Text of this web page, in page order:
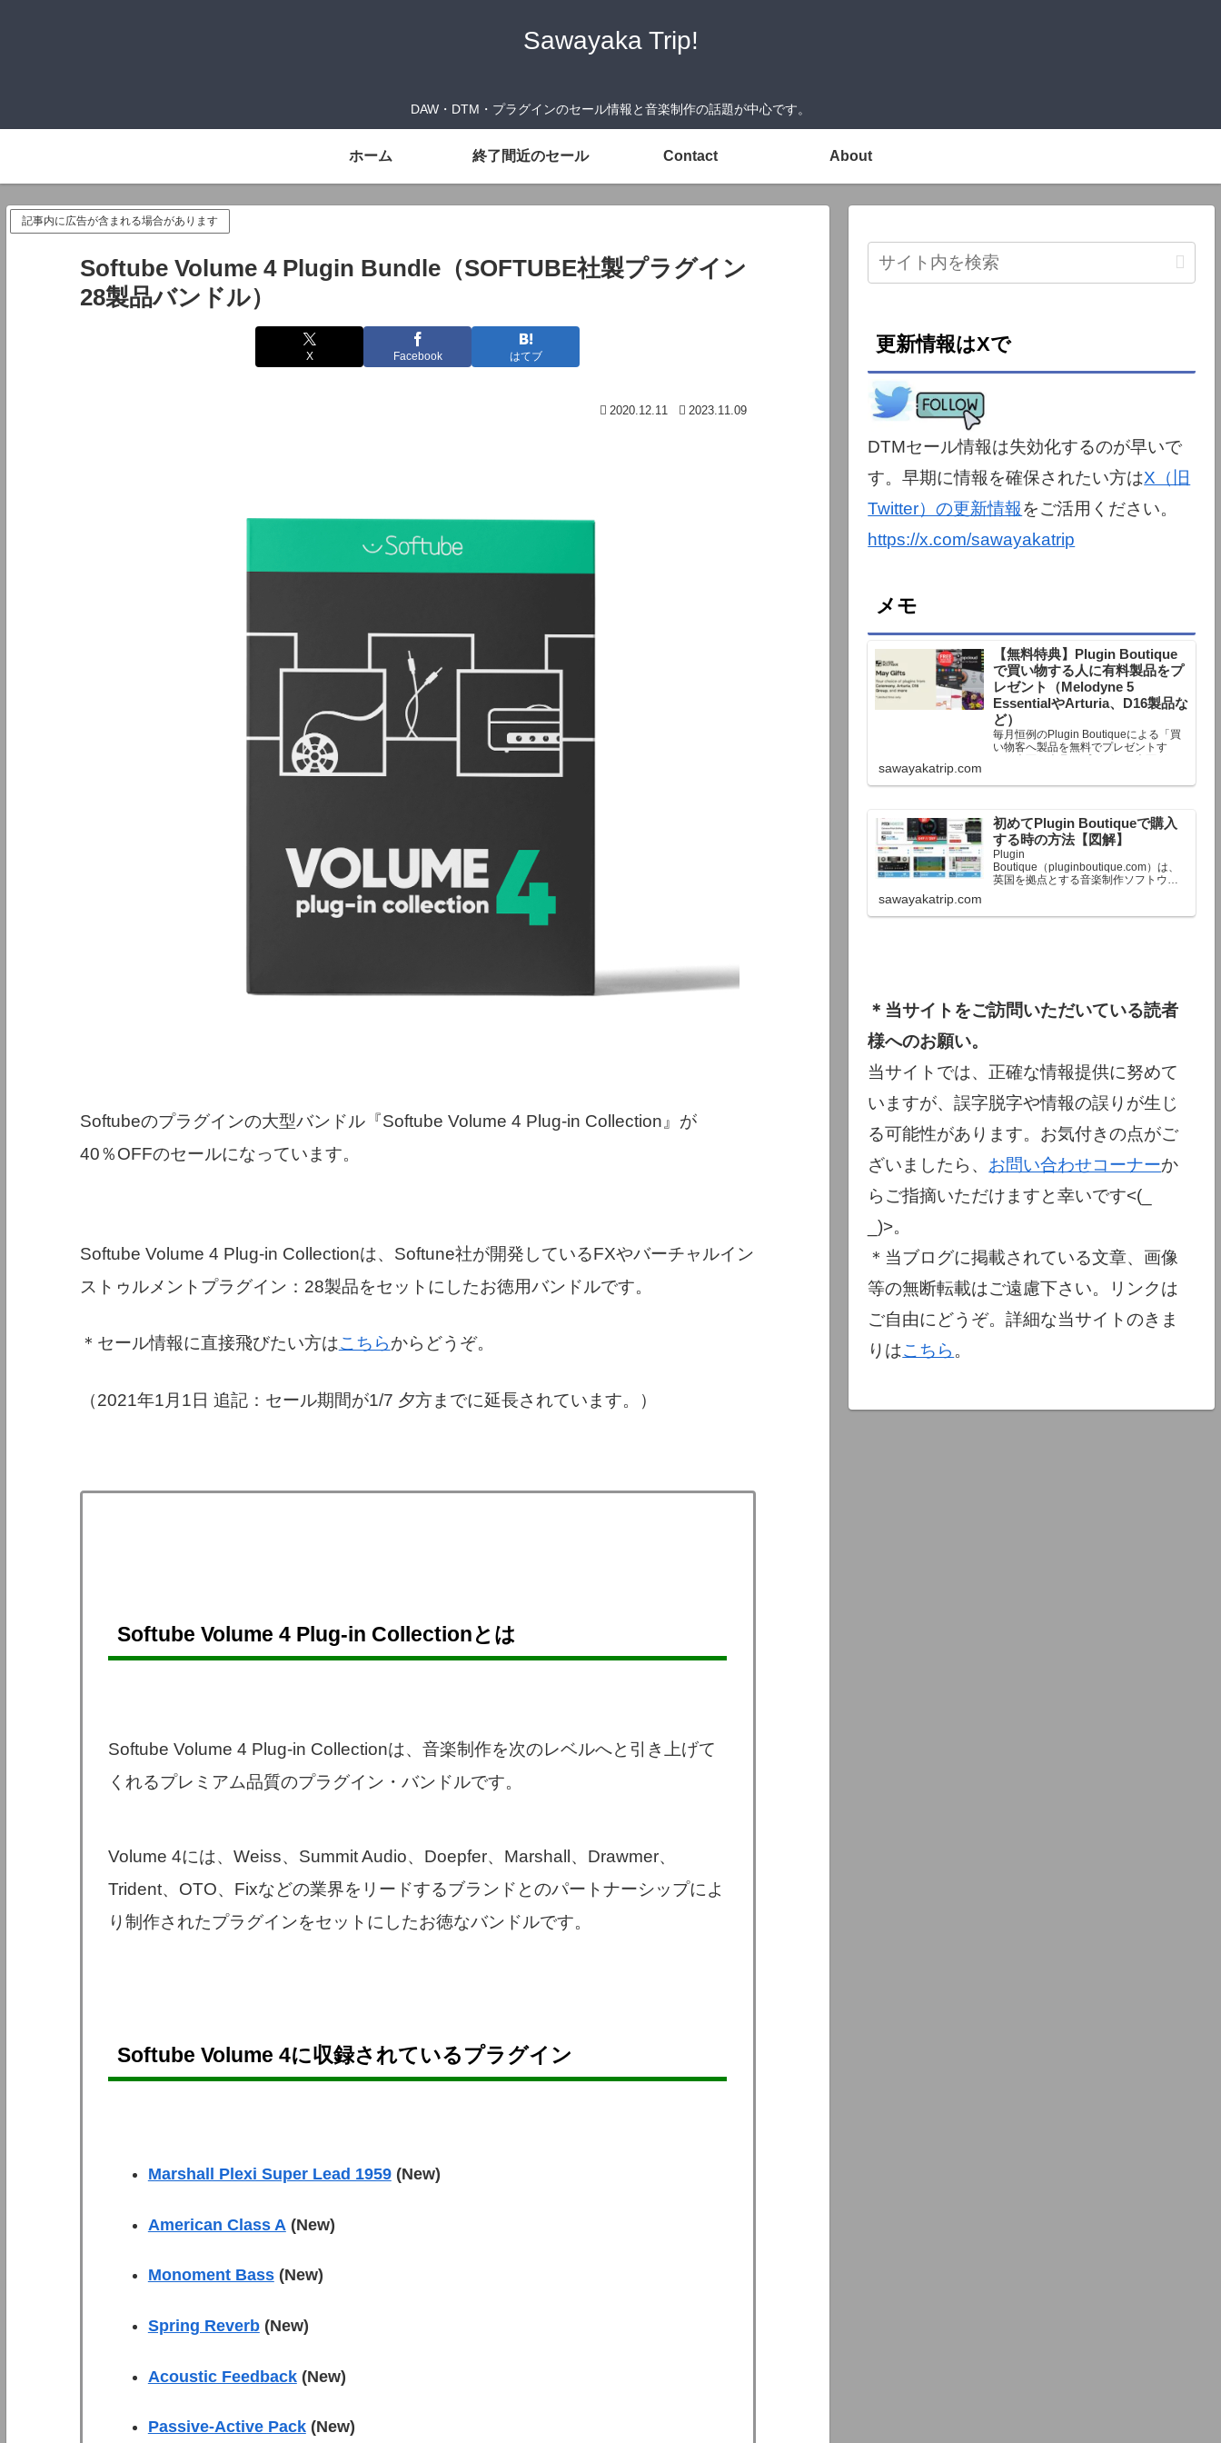
Sawayaka Trip!
DAW・DTM・プラグインのセール情報と音楽制作の話題が中心です。
ホーム 終了間近のセール Contact About
記事内に広告が含まれる場合があります
Softube Volume 4 Plugin Bundle（SOFTUBE社製プラグイン
28製品バンドル）
X Facebook はてブ
2020.12.11 2023.11.09
Softubeのプラグインの大型バンドル『Softube Volume 4 Plug-in Collection』が
40％OFFのセールになっています。
Softube Volume 4 Plug-in Collectionは、Softune社が開発しているFXやバーチャルイン
ストゥルメントプラグイン：28製品をセットにしたお徳用バンドルです。
＊セール情報に直接飛びたい方はこちらからどうぞ。
（2021年1月1日 追記：セール期間が1/7 夕方までに延長されています。）
Softube Volume 4 Plug-in Collectionとは
Softube Volume 4 Plug-in Collectionは、音楽制作を次のレベルへと引き上げて
くれるプレミアム品質のプラグイン・バンドルです。
Volume 4には、Weiss、Summit Audio、Doepfer、Marshall、Drawmer、
Trident、OTO、Fixなどの業界をリードするブランドとのパートナーシップによ
り制作されたプラグインをセットにしたお徳なバンドルです。
Softube Volume 4に収録されているプラグイン
Marshall Plexi Super Lead 1959(New)
American Class A (New)
Monoment Bass(New)
Spring Reverb(New)
Acoustic Feedback(New)
Passive-Active Pack(New)
更新情報はXで
DTMセール情報は失効化するのが早いで
す。早期に情報を確保されたい方はX（旧
Twitter）の更新情報をご活用ください。
https://x.com/sawayakatrip
メモ
【無料特典】Plugin Boutique
で買い物する人に有料製品をプ
レゼント（Melodyne 5
EssentialやArturia、D16製品な
ど）
毎月恒例のPlugin Boutiqueによる「買
い物客へ製品を無料でプレゼントす
る」企画。今月もプレゼント企画が用
定額以上のお金を出して何かを購入す
終了予定日：日本時間：6/1（月…
sawayakatrip.com
初めてPlugin Boutiqueで購入
する時の方法【図解】
Plugin
Boutique（pluginboutique.com）は、
英国を拠点とする音楽制作ソフトウェ
で、世界中のミュージシャンに利用さ
sawayakatrip.com
＊当サイトをご訪問いただいている読者
様へのお願い。
当サイトでは、正確な情報提供に努めて
いますが、誤字脱字や情報の誤りが生じ
る可能性があります。お気付きの点がご
ざいましたら、 お問い合わせコーナーか
らご指摘いただけますと幸いです<(_
_)>。
＊当ブログに掲載されている文章、画像
等の無断転載はご遠慮下さい。リンクは
ご自由にどうぞ。詳細な当サイトのきま
りはこちら 。